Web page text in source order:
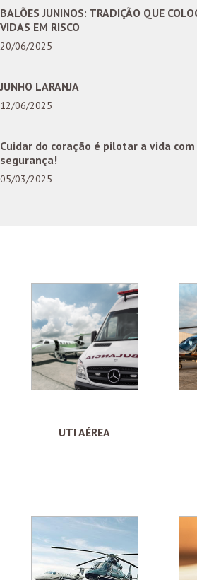
BALÕES JUNINOS: TRADIÇÃO QUE
VIDAS EM RISCO
20/06/2025
JUNHO LARANJA
12/06/2025
Cuidar do coração é pilotar a vida com
segurança!
05/03/2025
UTI AÉREA